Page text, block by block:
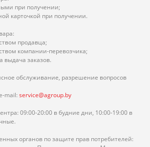
при получении;
карточкой при получении.
продавца;
компании-перевозчика;
выдача заказов.
обслуживание, разрешение вопросов
mail: service@agroup.by
09:00-20:00 в будние дни, 10:00-19:00 в
органов по защите прав потребителей: